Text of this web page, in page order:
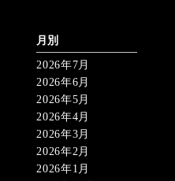
月別
2026年7月
2026年6月
2026年5月
2026年4月
2026年3月
2026年2月
2026年1月